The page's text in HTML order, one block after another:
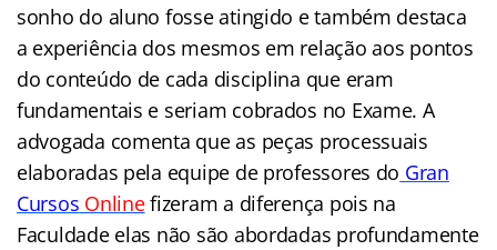
sonho do aluno fosse atingido e também destaca
a experiência dos mesmos em relação aos pontos
do conteúdo de cada disciplina que eram
fundamentais e seriam cobrados no Exame. A
advogada comenta que as peças processuais
elaboradas pela equipe de professores do Gran
Cursos Onlinefizeram a diferença pois na
Faculdade elas não são abordadas profundamente